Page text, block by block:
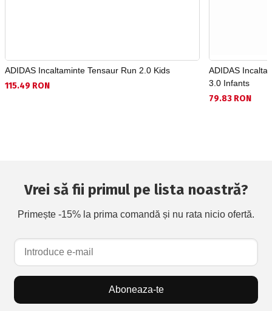
ADIDAS Incaltaminte Tensaur Run 2.0 Kids
115.49 RON
ADIDAS
3.0 Infants
79.83 RON
Vrei să fii primul pe lista noastră?
Primește -15% la prima comandă și nu rata nicio ofertă.
Aboneaza-te